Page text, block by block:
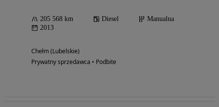
205 568 km Diesel
Manualna
2013
Chełm (Lubelskie)
Prywatny sprzedawca • Podbite